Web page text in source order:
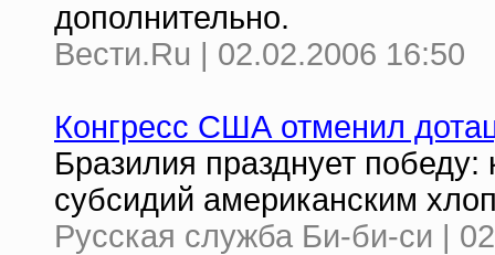
дополнительно.
Вести.Ru | 02.02.2006 16:50
Конгресс США отменил
Бразилия празднует
субсидий американским
Русская служба Би-би-си |